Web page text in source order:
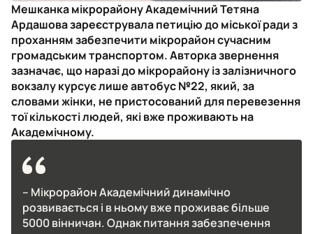
Мешканка мікрорайону Академічний Тетяна
Ардашова зареєструвала петицію до міської ради з
проханням забезпечити мікрорайон сучасним
громадським транспортом. Авторка звернення
зазначає, що наразі до мікрорайону із залізничного
вокзалу курсує лише автобус №22, який, за
словами жінки, не пристосований для перевезення
тої кількості людей, які вже проживають на
Академічному.
– Мікрорайон Академічний динамічно
розвивається і в ньому вже проживає більше
5000 вінничан. Однак питання забезпечення